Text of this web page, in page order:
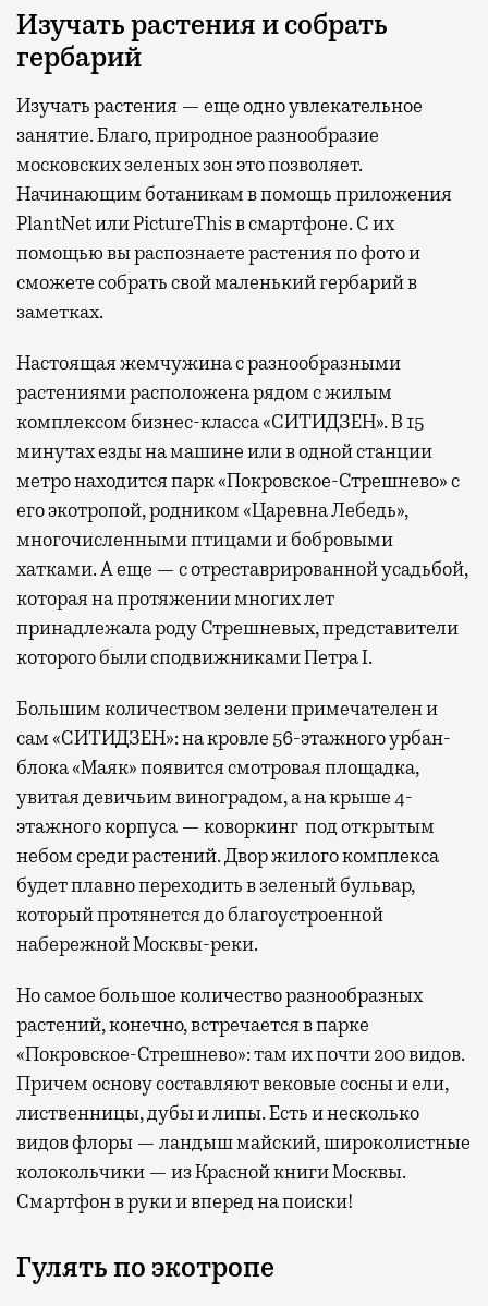
Изучать растения и собрать
гербарий
Изучать растения — еще одно увлекательное
занятие. Благо, природное разнообразие
московских зеленых зон это позволяет.
Начинающим ботаникам в помощь приложения
PlantNet или PictureThis в смартфоне. С их
помощью вы распознаете растения по фото и
сможете собрать свой маленький гербарий в
заметках.
Настоящая жемчужина с разнообразными
растениями расположена рядом с жилым
комплексом бизнес-класса «СИТИДЗЕН». В 15
минутах езды на машине или в одной станции
метро находится парк «Покровское-Стрешнево» с
его экотропой, родником «Царевна Лебедь»,
многочисленными птицами и бобровыми
хатками. А еще — с отреставрированной усадьбой,
которая на протяжении многих лет
принадлежала роду Стрешневых, представители
которого были сподвижниками Петра I.
Большим количеством зелени примечателен и
сам «СИТИДЗЕН»: на кровле 56-этажного урбан-
блока «Маяк» появится смотровая площадка,
увитая девичьим виноградом, а на крыше 4-
этажного корпуса — коворкинг под открытым
небом среди растений. Двор жилого комплекса
будет плавно переходить в зеленый бульвар,
который протянется до благоустроенной
набережной Москвы-реки.
Но самое большое количество разнообразных
растений, конечно, встречается в парке
«Покровское-Стрешнево»: там ихпочти 200 видов.
Причем основу составляют вековые сосны и ели,
лиственницы, дубы и липы. Есть и несколько
видов флоры — ландыш майский, широколистные
колокольчики — из Красной книги Москвы.
Смартфон в руки и вперед на поиски!
Гулять по экотропе